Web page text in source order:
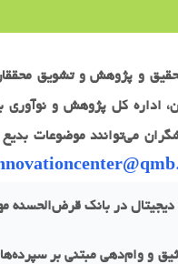
و پژوهش و تشویق محققان
اداره کل پژوهش و نوآوری
می‌توانند موضوعات
در بانک قرض‌الحسنه
و وام‌دهی مبتنی بر